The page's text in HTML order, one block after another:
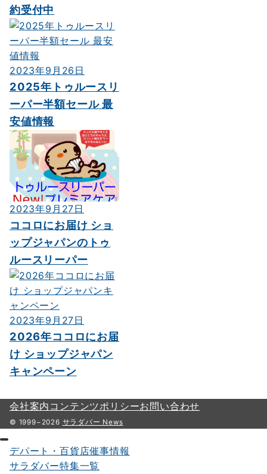
約受付中
2023年9月26日
2025年トゥルースリ
ーパー半額セール 最
安値情報
2023年9月27日
ココロにお届け ショ
ップジャパンのトゥ
ルースリーパー
2023年9月27日
2026年ココロにお届
け ショップジャパン
キャンペーン
会社案内 コンテンツポリシーお問い合わせ
© 1999−2026 サラダバー News
デパート・百貨店催事情報
サラダバー特集一覧